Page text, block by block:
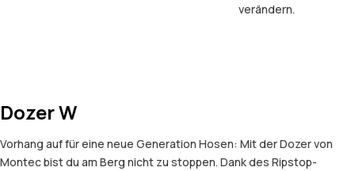
verändern.
Dozer W
Vorhang auf für eine neue Generation Hosen: Mit der Dozer von
Montec bist du am Berg nicht zu stoppen. Dank des Ripstop-